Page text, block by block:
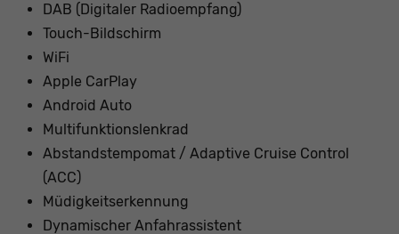
DAB (Digitaler Radioempfang)
Touch-Bildschirm
WiFi
Apple CarPlay
Android Auto
Multifunktionslenkrad
Abstandstempomat / Adaptive Cruise Control
(ACC)
Müdigkeitserkennung
Dynamischer Anfahrassistent